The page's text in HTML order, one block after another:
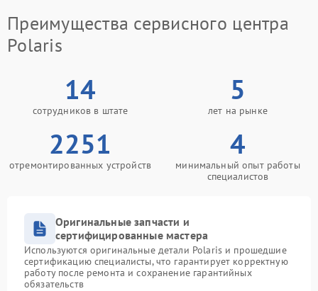
Преимущества сервисного центра
Polaris
14
сотрудников в штате
5
лет на рынке
2251
отремонтированных устройств
4
минимальный опыт работы
специалистов
Оригинальные запчасти и
сертифицированные мастера
Используются оригинальные детали Polaris и прошедшие
сертификацию специалисты, что гарантирует корректную
работу после ремонта и сохранение гарантийных
обязательств